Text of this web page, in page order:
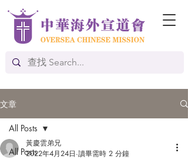
文章
All Posts
All Posts
黃慶雲弟兄
2022年4月24日 讀畢需時 2 分鐘